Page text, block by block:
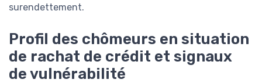
surendettement.
Profil des chômeurs en situation
de rachat de crédit et signaux
de vulnérabilité